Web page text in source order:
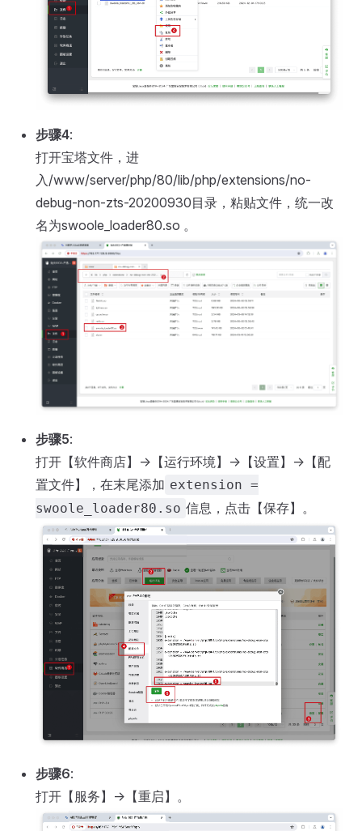
步骤4:
打开宝塔文件，进
入/www/server/php/80/lib/php/extensions/no-
debug-non-zts-20200930目录，粘贴文件，统一改
名为swoole_loader80.so 。
步骤5:
打开【软件商店】->【运行环境】->【设置】->【配
置文件】，在末尾添加 extension =
swoole_loader80.so 信息，点击【保存】。
步骤6:
打开【服务】->【重启】。